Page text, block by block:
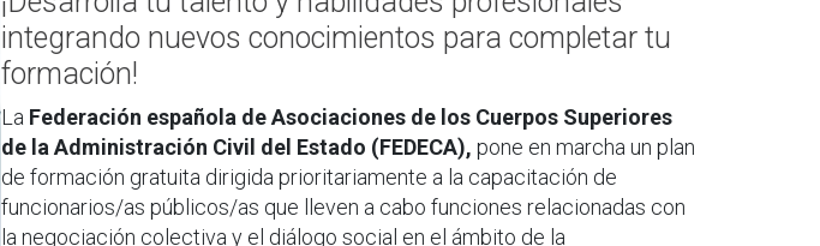
integrando nuevos conocimientos para completar tu
formación!
La Federación española de Asociaciones de los Cuerpos Superiores
de la Administración Civil del Estado (FEDECA), pone en marcha un plan
de formación gratuita dirigida prioritariamente a la capacitación de
funcionarios/as públicos/as que lleven a cabo funciones relacionadas con
la negociación colectiva y el diálogo social en el ámbito de la